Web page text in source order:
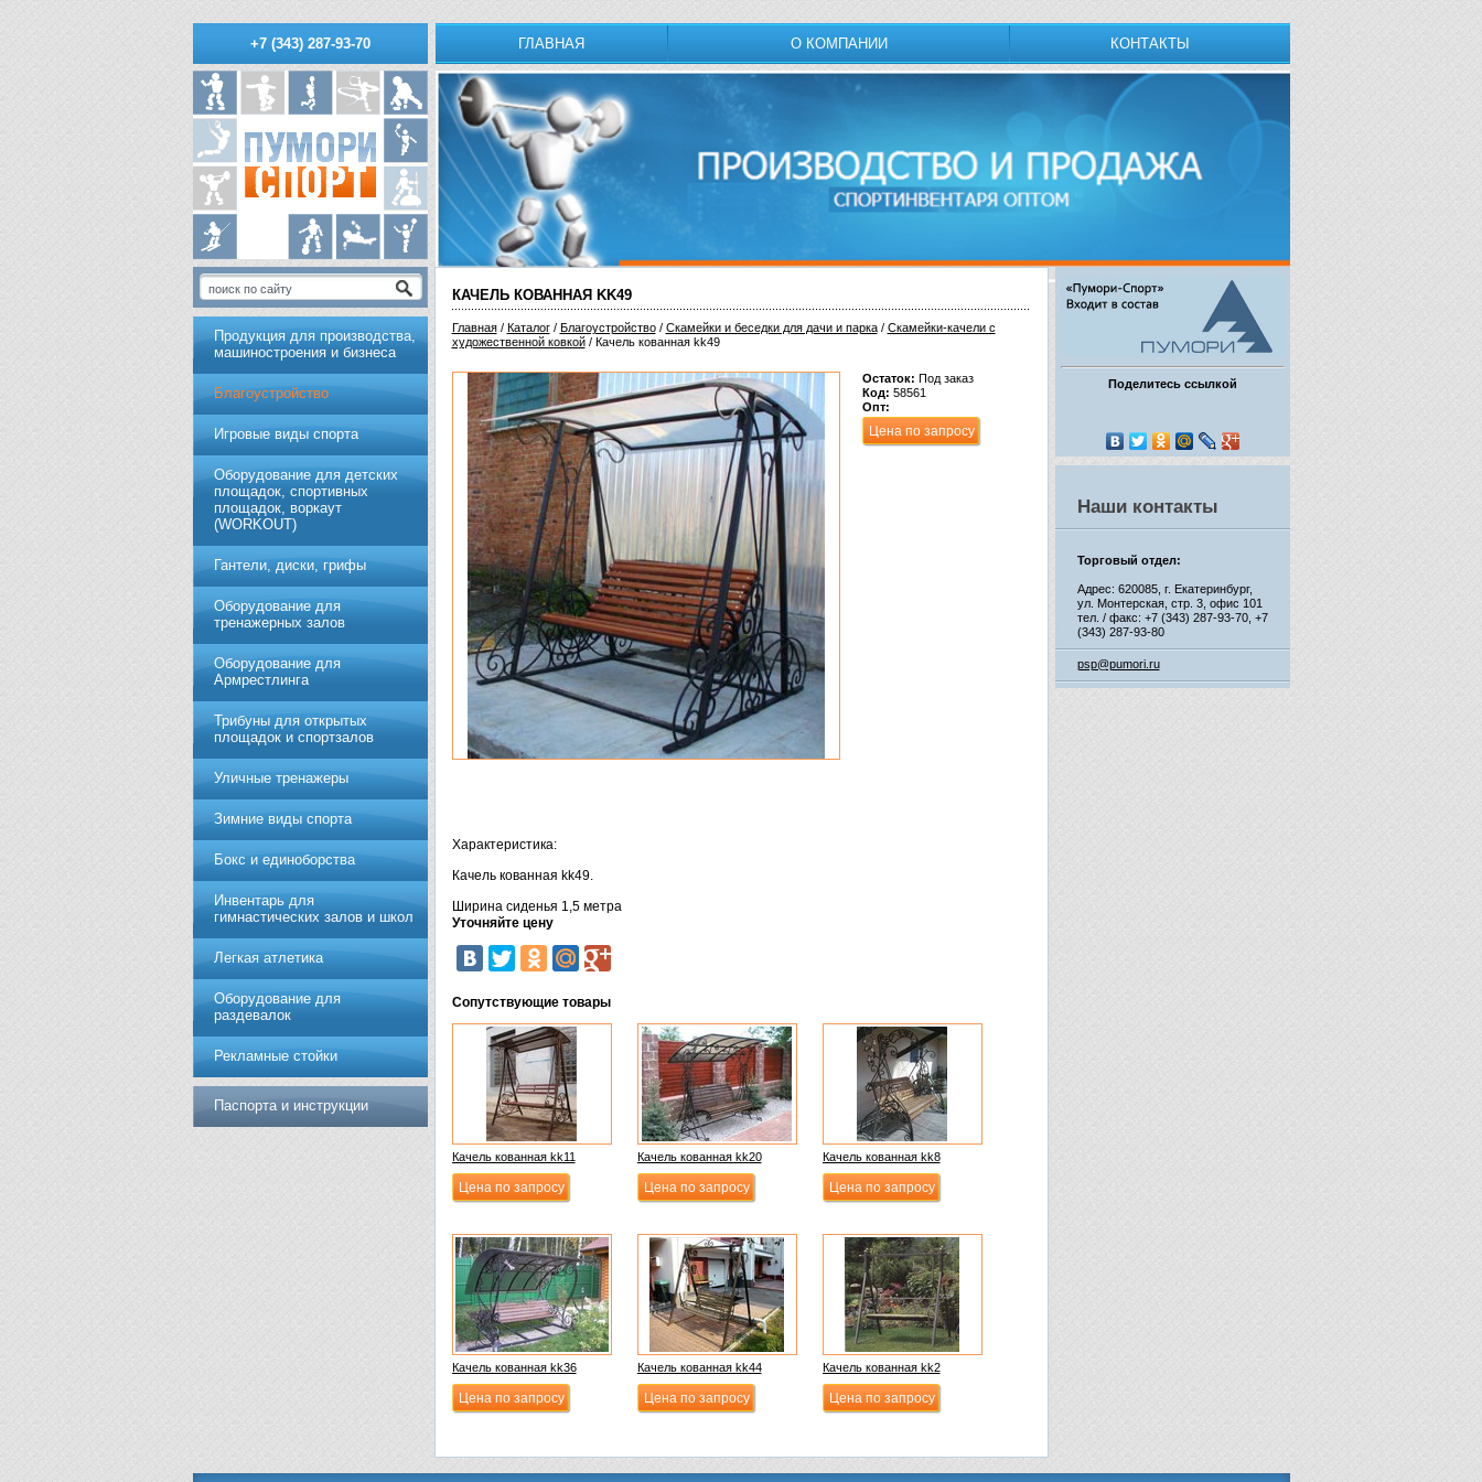
+7 (343) 287-93-70 ГЛАВНАЯ О КОМПАНИИ КОНТАКТЫ
КАЧЕЛЬ КОВАННАЯ KK49
Главная/ Каталог/ Благоустройство/ Скамейки и беседки для дачи и парка/ Скамейки-качели с
художественной ковкой/ Качель кованная kk49
Остаток: Под заказ
Код: 58561
Опт:
Цена по запросу
Характеристика:
Качель кованная kk49.
Ширина сиденья 1,5 метра
Уточняйте цену
Сопутствующие товары
Качель кованная kk11
Цена по запросу
Качель кованная kk20
Цена по запросу
Качель кованная kk8
Цена по запросу
Качель кованная kk36
Цена по запросу
Качель кованная kk44
Цена по запросу
Качель кованная kk2
Цена по запросу
Продукция для производства,
машиностроения и бизнеса
Благоустройство
Игровые виды спорта
Оборудование для детских
площадок, спортивных
площадок, воркаут
(WORKOUT)
Гантели, диски, грифы
Обoрудoвание для
трeнажерных залoв
Оборудование для
Армрестлинга
Трибуны для открытых
площадок и спортзалов
Уличные тренажеры
Зимние виды спорта
Бокс и единоборства
Инвентарь для
гимнастических залов и школ
Легкая атлетика
Оборудование для
раздевалок
Рекламные стойки
Паспорта и инструкции
Поделитесь ссылкой
Наши контакты
Торговый отдел:
Адрес: 620085, г. Екатеринбург,
ул. Монтерская, стр. 3, офис 101
тел. / факс: +7 (343) 287-93-70, +7
(343) 287-93-80
psp@pumori.ru